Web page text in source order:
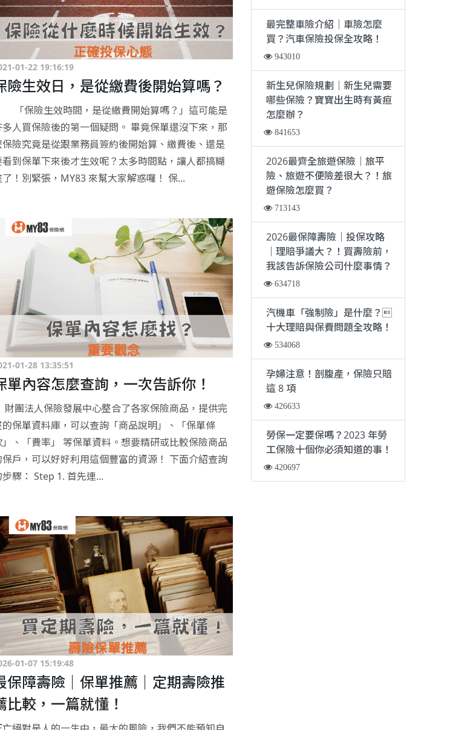
01-22 19:16:19
險生效日，是從繳費後開始算嗎？
保險生效時間，是從繳費開始算嗎？」這可能是
多人買保險後的第一個疑問。 畢竟保單還沒下來，那
保險究竟是從跟業務員簽約後開始算、繳費後、還是
看到保單下來後才生效呢？太多時間點，讓人都搞糊
了！別緊張，MY83 來幫大家解惑囉！ 保...
01-28 13:35:51
單內容怎麼查詢，一次告訴你！
團法人保險發展中心整合了各家保險商品，提供完
的保單資料庫，可以查詢「商品說明」、「保單條
」、「費率」 等保單資料。想要精研或比較保險商品
保戶，可以好好利用這個豐富的資源！ 下面介紹查詢
步驟： Step 1. 首先連...
01-07 15:19:48
保障壽險｜保單推薦｜定期壽險推
比較，一篇就懂！
最完整車險介紹｜車險怎麼
買？汽車保險投保全攻略！
943010
新生兒保險規劃｜新生兒需要
哪些保險？寶寶出生時有黃疸
怎麼辦？
841653
2026最齊全旅遊保險｜旅平
險、旅遊不便險差很大？！旅
遊保險怎麼買？
713143
2026最保障壽險｜投保攻略
｜理賠爭議大？！買壽險前，
我該告訴保險公司什麼事情？
634718
汽機車「強制險」是什麼？
十大理賠與保費問題全攻略！
534068
孕婦注意！剖腹產，保險只賠
這 8 項
426633
勞保一定要保嗎？2023 年勞
工保險十個你必須知道的事！
420697